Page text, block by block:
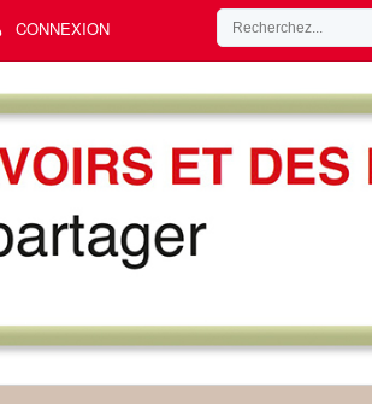
CONNEXION